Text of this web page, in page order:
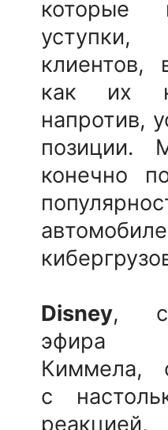
которые
уступки,
как их
напротив,
позиции.
конечно
Disney,
эфира
Киммела,
с